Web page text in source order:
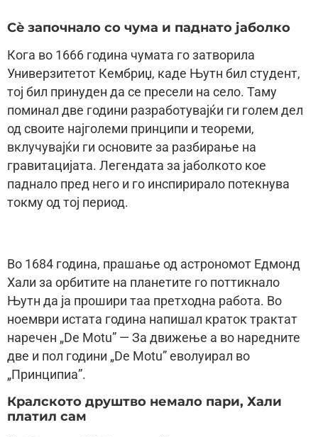
Сè започнало со чума и паднато јаболко
Кога во 1666 година чумата го затворила
Универзитетот Кембриџ, каде Њутн бил студент,
тој бил принуден да се пресели на село. Таму
поминал две години разработувајќи ги голем дел
од своите најголеми принципи и теореми,
вклучувајќи ги основите за разбирање на
гравитацијата. Легендата за јаболкото кое
паднало пред него и го инспирирало потекнува
токму од тој период.
Во 1684 година, прашање од астрономот Едмонд
Хали за орбитите на планетите го поттикнало
Њутн да ја прошири таа претходна работа. Во
ноември истата година напишал краток трактат
наречен „De Motu” — За движење а во наредните
две и пол години „De Motu” еволуирал во
„Принципиа”.
Кралското друштво немало пари, Хали
платил сам